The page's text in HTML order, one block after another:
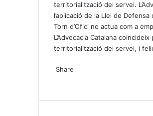
territorialització del servei.
l’aplicació de la Llei de
Torn d’Ofici no actua com a
L’Advocacia Catalana
territorialització del servei, i
h
s
e
g
Share
ala
i